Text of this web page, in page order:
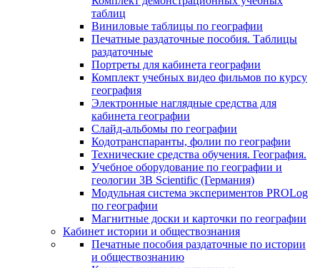
таблиц
Виниловые таблицы по географии
Печатные раздаточные пособия. Таблицы
раздаточные
Портреты для кабинета географии
Комплект учебных видео фильмов по курсу
география
Электронные наглядные средства для
кабинета географии
Слайд-альбомы по географии
Кодотранспаранты, фолии по географии
Технические средства обучения. География.
Учебное оборудование по географии и
геологии 3B Scientific (Германия)
Модульная система экспериментов PROLog
по географии
Магнитные доски и карточки по географии
Кабинет истории и обществознания
Печатные пособия раздаточные по истории
и обществознанию